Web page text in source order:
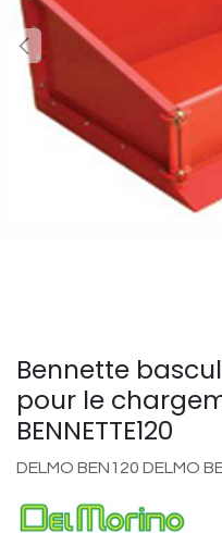
Bennette
pour le
BENNETTE120
DELMO BEN120 DELMO